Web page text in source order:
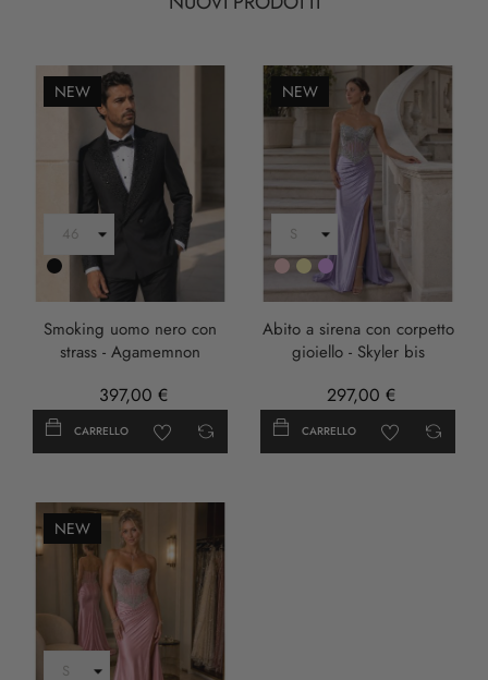
NEW
Nero
Smoking uomo nero con
strass - Agamemnon
397,00 €
CARRELLO
NEW
RosaOroLILLA
Abito a sirena con corpetto
gioiello - Skyler bis
297,00 €
CARRELLO
NEW